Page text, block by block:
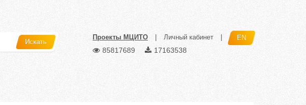
Искать
Проекты МЦИТО Личный кабинет EN
85817689 17163538